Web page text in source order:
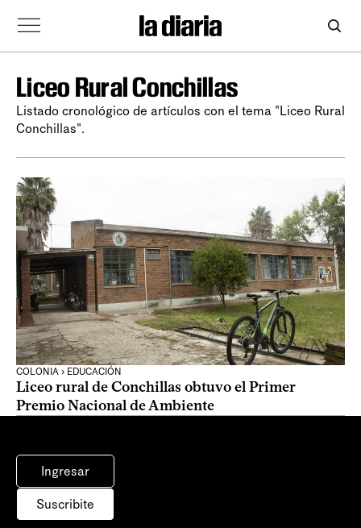
Liceo Rural Conchillas
Listado cronológico de artículos con el tema "Liceo Rural
Conchillas".
COLONIA › EDUCACIÓN
Liceo rural de Conchillas obtuvo el Primer
Premio Nacional de Ambiente
Ingresar
Suscribite